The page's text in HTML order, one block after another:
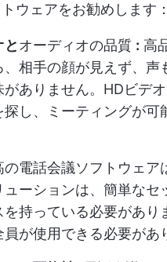
ウェアをお勧めします：
とオーディオの品質 : 高
、相手の顔が見えず、
がありません。HDビデ
探し、ミーティングが
電話会議ソフトウェア
ューションは、簡単なセ
を持っている必要があ
が使用できる必要があ